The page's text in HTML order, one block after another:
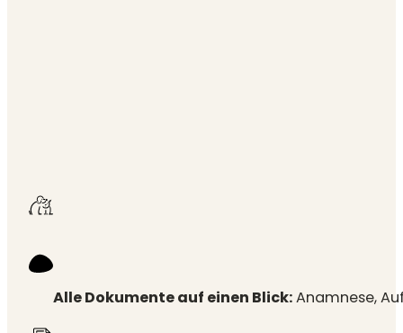
Alle Dokumente auf einen Blick:Anamnese,